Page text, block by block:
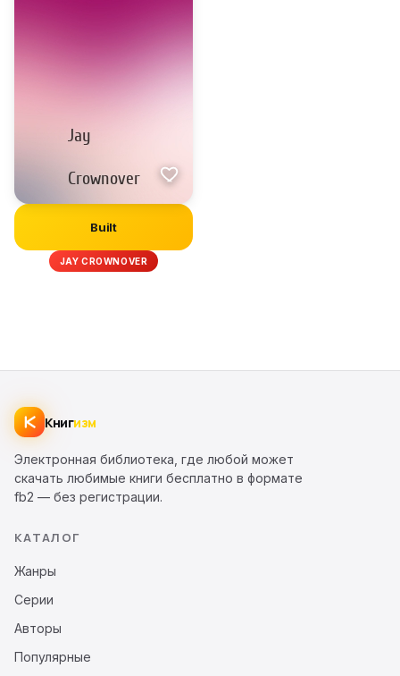
Built
JAY CROWNOVER
Книгизм
Электронная библиотека, где любой может
скачать любимые книги бесплатно в формате
fb2 — без регистрации.
КАТАЛОГ
Жанры
Серии
Авторы
Популярные